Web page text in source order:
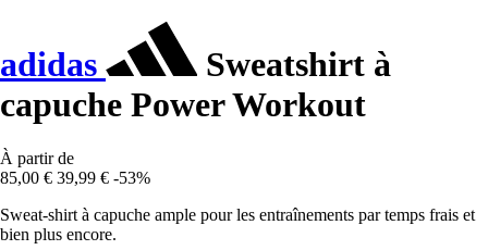
adidas
Sweatshirt à
capuche Power Workout
À partir de
85,00 € 39,99 € -53%
Sweat-shirt à capuche ample pour les entraînements par temps frais et
bien plus encore.